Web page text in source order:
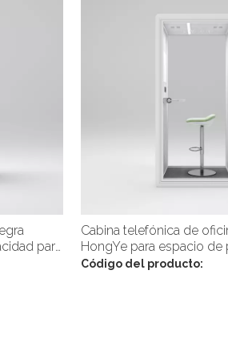
para
Cabina telefónica de
HongYe para espacio de
una sola persona
Código del producto: